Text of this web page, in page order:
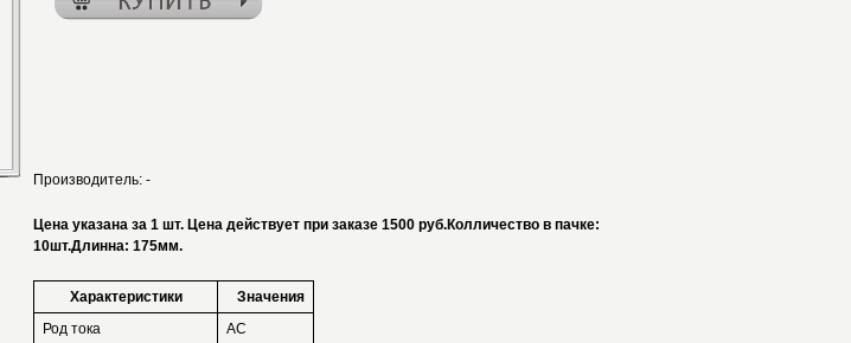
Производитель: -
Цена указана за 1 шт. Цена действует при заказе 1500 руб.Колличество в пачке:
10шт.Длинна: 175мм.
Характеристики
Значения
Род тока
AC